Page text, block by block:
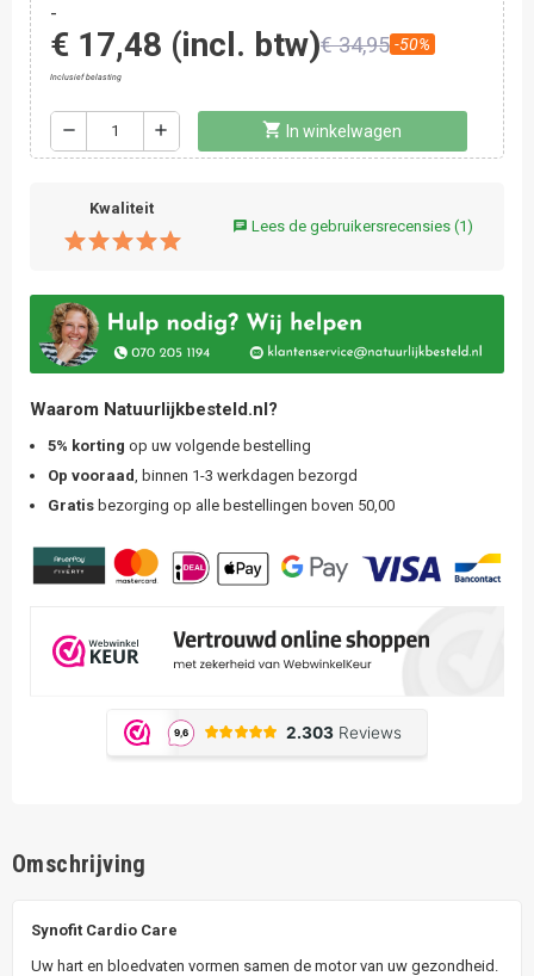
-
€ 17,48 (incl. btw)€ 34,95 -50%
Inclusief belasting
remove add shopping_cart In winkelwagen
Kwaliteit
chat Lees de gebruikersrecensies (1)
Waarom Natuurlijkbesteld.nl?
5% korting op uw volgende bestelling
Op vooraad
, binnen 1-3 werkdagen bezorgd
Gratis bezorging op alle bestellingen boven 50,00
Omschrijving
Synofit Cardio Care
Uw hart en bloedvaten vormen samen de motor van uw gezondheid.